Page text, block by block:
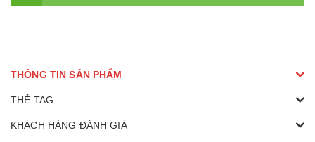
THÔNG TIN SẢN PHẨM
THẺ TAG
KHÁCH HÀNG ĐÁNH GIÁ